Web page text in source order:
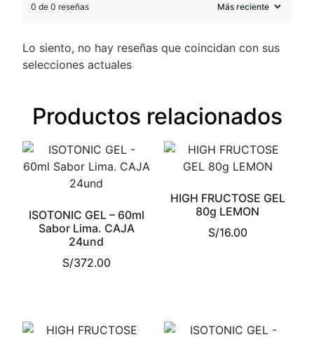
0 de 0 reseñas
Lo siento, no hay reseñas que coincidan con sus
selecciones actuales
Productos relacionados
ISOTONIC GEL – 60ml
Sabor Lima. CAJA
24und
S/372.00
HIGH FRUCTOSE GEL
80g LEMON
S/16.00